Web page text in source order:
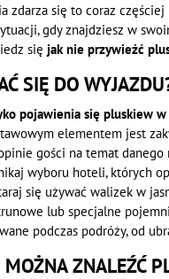
zdarza się to coraz
gdy znajdziesz w
sięjak nie przywieźć
SIĘ DO
pojawienia się pluskiew
elementem jest
gości na temat
wyboru hoteli, których
się używać walizek w
lub specjalne
podczas podróży, od
ZNALEŹĆ